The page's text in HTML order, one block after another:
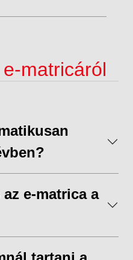
matricáról
e-matrica a